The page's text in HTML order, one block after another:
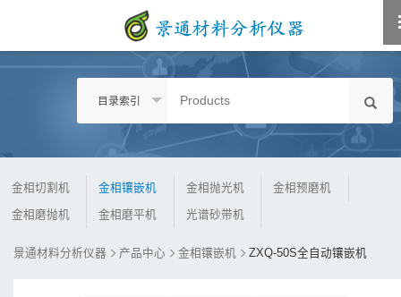
目录索引
金相切割机 金相镶嵌机 金相抛光机 金相预磨机
金相磨抛机 金相磨平机 光谱砂带机
景通材料分析仪器 产品中心 金相镶嵌机 ZXQ-50S全自动镶嵌机